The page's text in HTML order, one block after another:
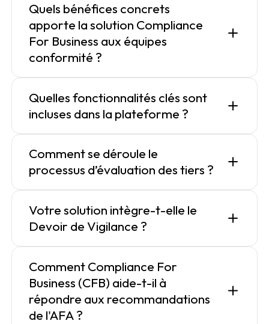
Quels bénéfices concrets
apporte la solution Compliance
For Business aux équipes
conformité ?
Quelles fonctionnalités clés sont
incluses dans la plateforme ?
Comment se déroule le
processus d’évaluation des tiers ?
Votre solution intègre-t-elle le
Devoir de Vigilance ?
Comment Compliance For
Business (CFB) aide-t-il à
répondre aux recommandations
de l'AFA ?